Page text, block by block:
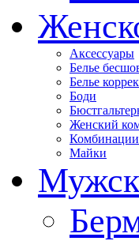
Аксессуары
Белье
Белье
Боди
Женский
Майки